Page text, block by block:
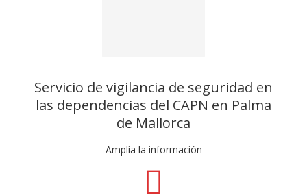
Servicio de vigilancia de seguridad en
las dependencias del CAPN en Palma
de Mallorca
Amplía la información